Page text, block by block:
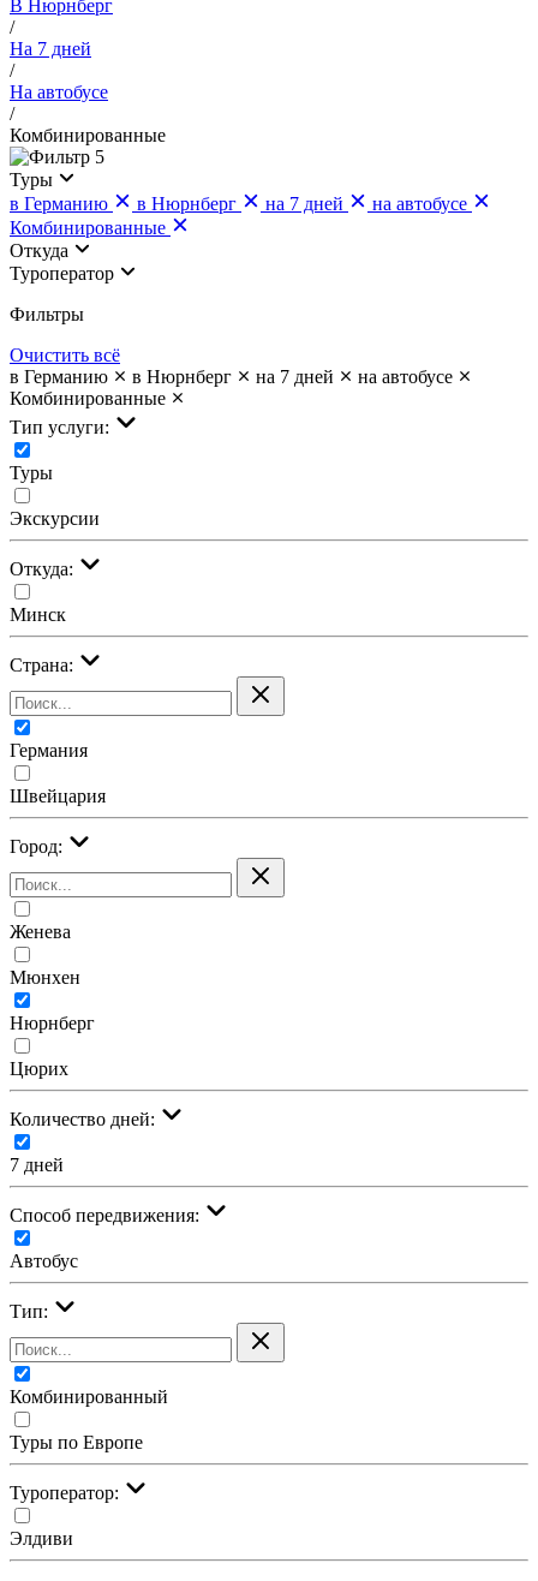
В Нюрнберг
/
На 7 дней
/
На автобусе
/
Комбинированные
5
Туры
в Германию
в Нюрнберг на 7 дней
на автобусе
Комбинированные
Откуда
Туроператор
Фильтры
Очистить всё
в Германию
в Нюрнберг на 7 дней
на автобусе
Комбинированные
Тип услуги:
Туры
Экскурсии
Откуда:
Минск
Страна:
Германия
Швейцария
Город:
Женева
Мюнхен
Нюрнберг
Цюрих
Количество дней:
7 дней
Cпособ передвижения:
Автобус
Тип:
Комбинированный
Туры по Европе
Туроператор:
Элдиви